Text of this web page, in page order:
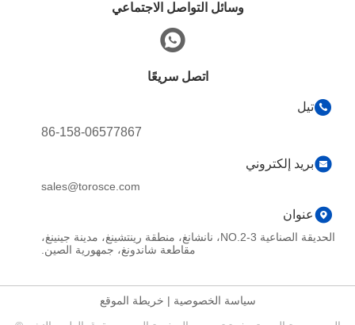
وسائل التواصل الاجتماعي
اتصل سريعًا
تيل
86-158-06577867
بريد إلكتروني
sales@torosce.com
عنوان
الحديقة الصناعية NO.2-3، نانشانغ، منطقة رينتشينغ، مدينة جينينغ،
مقاطعة شاندونغ، جمهورية الصين.
سياسة الخصوصية | خريطة الموقع